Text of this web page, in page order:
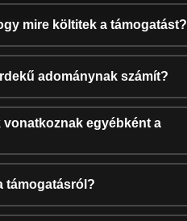
mire költitek a támogatást?
adománynak számít?
vonatkoznak egyébként a
támogatásról?